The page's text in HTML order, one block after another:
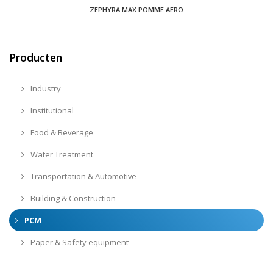
ZEPHYRA MAX POMME AERO
Producten
Industry
Institutional
Food & Beverage
Water Treatment
Transportation & Automotive
Building & Construction
PCM
Paper & Safety equipment